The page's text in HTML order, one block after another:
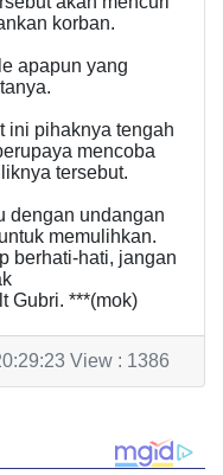
korban.
apapun yang
ini pihaknya tengah
mencoba
tersebut.
dengan undangan
memulihkan.
berhati-hati, jangan
Gubri. ***(mok)
View : 1386